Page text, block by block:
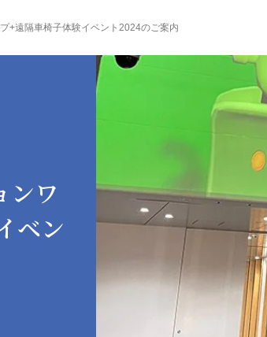
+遠隔車椅子体験イベント2024のご案内
ワ
ベン